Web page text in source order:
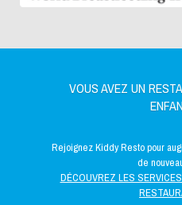
VOUS AVEZ UN
Rejoignez Kiddy Resto pour
de
DÉCOUVREZ LES